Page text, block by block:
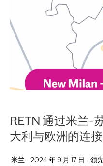
RETN 通过米兰-
大利与欧洲的连接
米兰--2024 年 9 月 17 日--领